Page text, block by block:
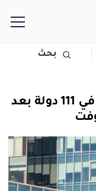
بحث
تسريب بيانات 65 ألف شركة في 111 دولة بعد